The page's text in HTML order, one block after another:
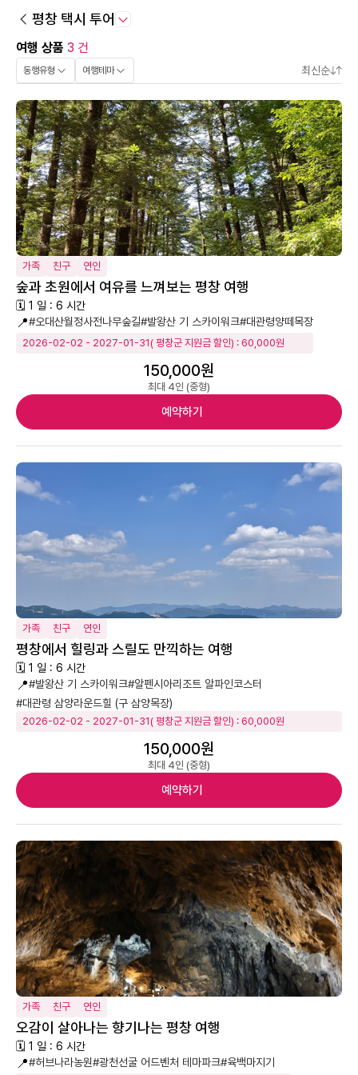
평창 택시 투어
여행 상품 3 건
동행유형 여행테마 최신순
가족 친구 연인
숲과 초원에서 여유를 느껴보는 평창 여행
🗓 1 일 : 6 시간
📍#오대산월정사전나무숲길#발왕산 기 스카이워크#대관령양떼목장
2026-02-02 - 2027-01-31( 평창군 지원금 할인) : 60,000원
150,000원
최대 4인 (중형)
예약하기
가족 친구 연인
평창에서 힐링과 스릴도 만끽하는 여행
🗓 1 일 : 6 시간
📍#발왕산 기 스카이워크#알펜시아리조트 알파인코스터
#대관령 삼양라운드힐 (구 삼양목장)
2026-02-02 - 2027-01-31( 평창군 지원금 할인) : 60,000원
150,000원
최대 4인 (중형)
예약하기
가족 친구 연인
오감이 살아나는 향기나는 평창 여행
🗓 1 일 : 6 시간
📍#허브나라농원#광천선굴 어드벤처 테마파크#육백마지기